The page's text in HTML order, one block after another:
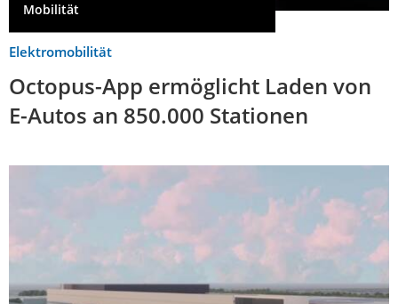
Mobilität
Elektromobilität
Octopus-App ermöglicht Laden von
E-Autos an 850.000 Stationen